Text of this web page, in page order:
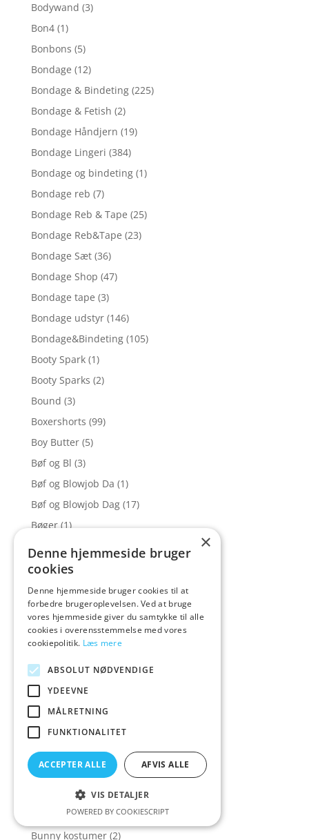
Bodywand (3)
Bon4 (1)
Bonbons (5)
Bondage (12)
Bondage & Bindeting (225)
Bondage & Fetish (2)
Bondage Håndjern (19)
Bondage Lingeri (384)
Bondage og bindeting (1)
Bondage reb (7)
Bondage Reb & Tape (25)
Bondage Reb&Tape (23)
Bondage Sæt (36)
Bondage Shop (47)
Bondage tape (3)
Bondage udstyr (146)
Bondage&Bindeting (105)
Booty Spark (1)
Booty Sparks (2)
Bound (3)
Boxershorts (99)
Boy Butter (5)
Bøf og Bl (3)
Bøf og Blowjob Da (1)
Bøf og Blowjob Dag (17)
Bøger (1)
Bøger & Spil
Brudelingeri
Brun Dildo (24)
Brutus (3)
Brystklemmer (30)
Brystpumpe (2)
Brystvorteklemmer (15)
Bubble Toys
Build a sex room
Bull Power (2)
Bullet Vibrator (32)
Bullet vibratorer
(13)
Bundløs Lingeri (173)
Bundløse trusser (73)
Bunny kostumer (2)
×
Denne hjemmeside bruger
cookies
Denne hjemmeside bruger cookies til at
forbedre brugeroplevelsen. Ved at bruge
vores hjemmeside giver du samtykke til alle
cookies i overensstemmelse med vores
cookiepolitik. Læs mere
ABSOLUT NØDVENDIGE
YDEEVNE
MÅLRETNING
FUNKTIONALITET
ACCEPTER ALLE AFVIS ALLE
VIS DETALJER
POWERED BY COOKIESCRIPT